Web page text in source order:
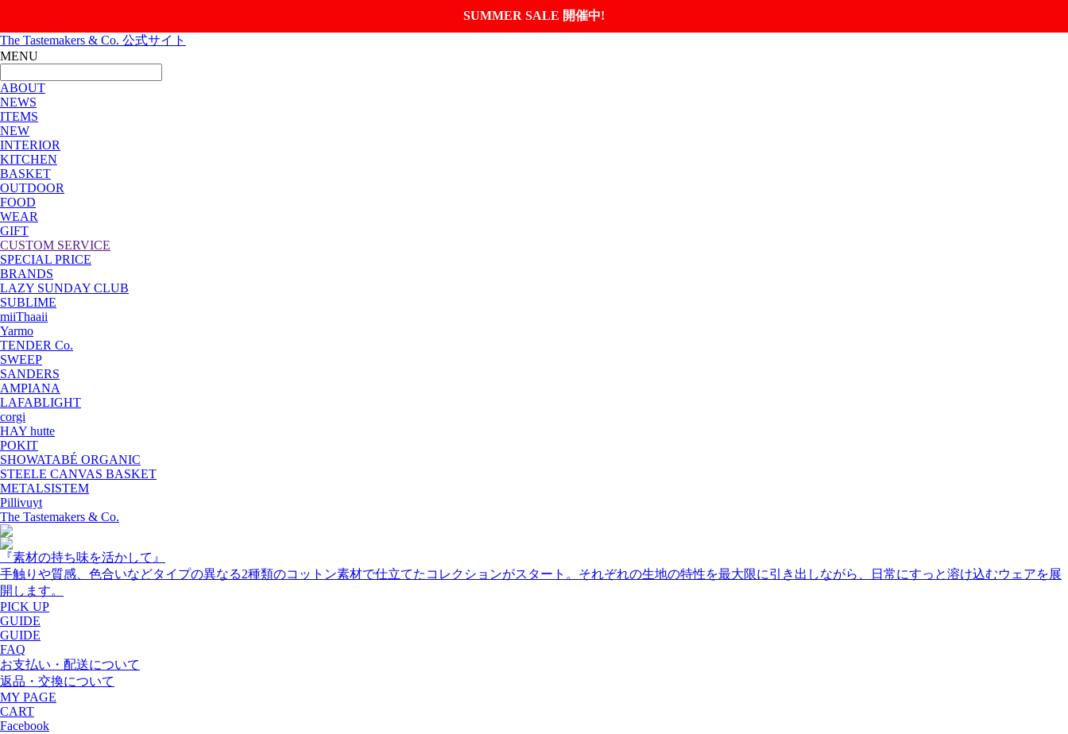
SUMMER SALE 開催中!
The Tastemakers & Co. 公式サイト
MENU
ABOUT
NEWS
ITEMS
NEW
INTERIOR
KITCHEN
BASKET
OUTDOOR
FOOD
WEAR
GIFT
CUSTOM SERVICE
SPECIAL PRICE
BRANDS
LAZY SUNDAY CLUB
SUBLIME
miiThaaii
Yarmo
TENDER Co.
SWEEP
SANDERS
AMPIANA
LAFABLIGHT
corgi
HAY hutte
POKIT
SHOWATABÉ ORGANIC
STEELE CANVAS BASKET
METALSISTEM
Pillivuyt
The Tastemakers & Co.
『素材の持ち味を活かして』
手触りや質感、色合いなどタイプの異なる2種類のコットン素材で仕立てたコレクションがスタート。それぞれの生地の特性を最大限に引き出しながら、日常にすっと溶け込むウェアを展
開します。
PICK UP
GUIDE
GUIDE
FAQ
お支払い・配送について
返品・交換について
MY PAGE
CART
Facebook